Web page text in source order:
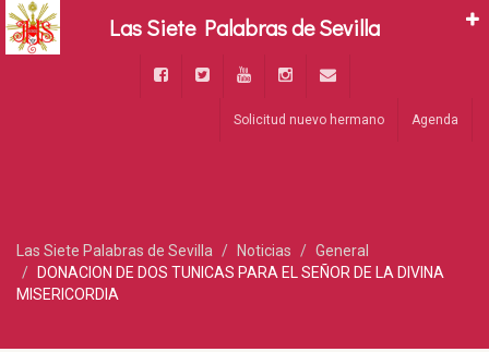
Solicitud nuevo hermano Agenda
Las Siete Palabras de Sevilla Noticias
General
DONACION DE DOS TUNICAS PARA EL SEÑOR DE LA DIVINA
MISERICORDIA
Las Siete Palabras de Sevilla